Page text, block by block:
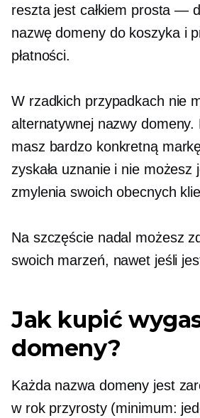
reszta jest całkiem prosta —
nazwę domeny do koszyka i
płatności.
W rzadkich przypadkach nie
alternatywnej nazwy domeny.
masz bardzo konkretną
zyskała uznanie i nie możesz
zmylenia swoich obecnych
Na szczęście nadal możesz
swoich marzeń, nawet jeśli
Jak kupić
domeny?
Każda nazwa domeny jest
w rokprzyrosty (minimum: